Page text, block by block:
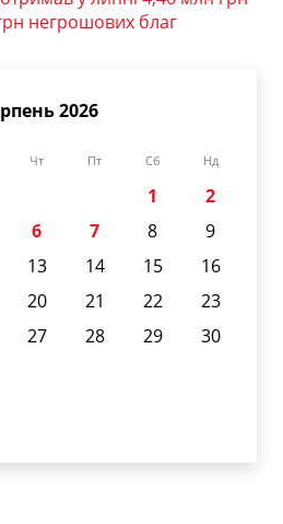
негрошових благ
2026
Чт Пт Сб Нд
1
2
6 7 8
9
13 14 15
16
20 21 22
23
27 28 29
30